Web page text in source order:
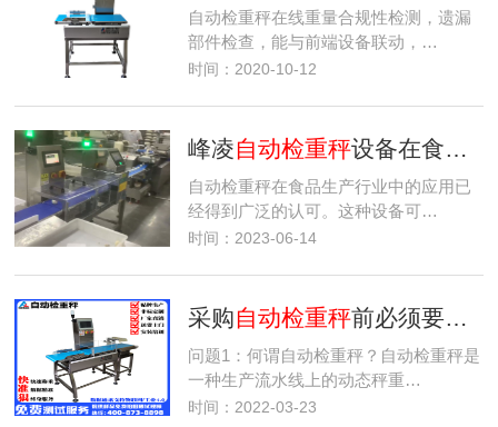
自动检重秤在线重量合规性检测，遗漏
部件检查，能与前端设备联动，…
时间：2020-10-12
峰凌自动检重秤设备在食品生产行业应用
自动检重秤在食品生产行业中的应用已
经得到广泛的认可。这种设备可…
时间：2023-06-14
采购自动检重秤前必须要了解的14个问题
问题1：何谓自动检重秤？自动检重秤是
一种生产流水线上的动态秤重…
时间：2022-03-23